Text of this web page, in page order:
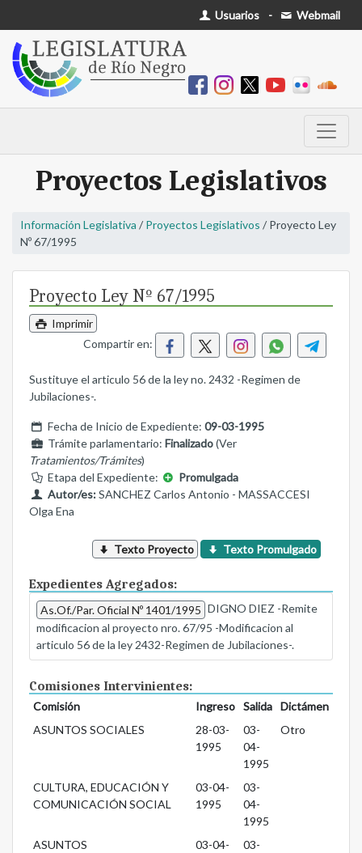
Usuarios - Webmail
Proyectos Legislativos
Información Legislativa / Proyectos Legislativos / Proyecto Ley
Nº 67/1995
Proyecto Ley Nº 67/1995
Imprimir
Compartir en:
Sustituye el articulo 56 de la ley no. 2432 -Regimen de
Jubilaciones-.
Fecha de Inicio de Expediente: 09-03-1995
Trámite parlamentario: Finalizado(Ver
Tratamientos/Trámites)
Etapa del Expediente:
Promulgada
Autor/es:SANCHEZ Carlos Antonio - MASSACCESI
Olga Ena
Texto Proyecto Texto Promulgado
Expedientes Agregados:
As.Of./Par. Oficial Nº 1401/1995 DIGNO DIEZ -Remite
modificacion al proyecto nro. 67/95 -Modificacion al
articulo 56 de la ley 2432-Regimen de Jubilaciones-.
Comisiones Intervinientes:
Comisión Ingreso Salida
Dictámen
ASUNTOS SOCIALES
28-03-
1995
03-
04-
1995
Otro
CULTURA, EDUCACIÓN Y
COMUNICACIÓN SOCIAL
03-04-
1995
03-
04-
1995
ASUNTOS
03-04-
03-